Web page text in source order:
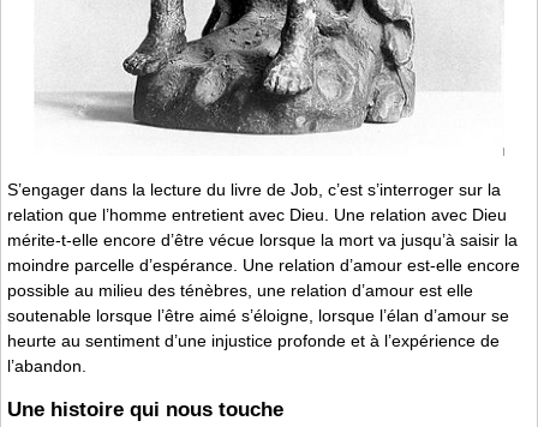
S’engager dans la lecture du livre de Job, c’est s’interroger sur la
relation que l’homme entretient avec Dieu. Une relation avec Dieu
mérite-t-elle encore d’être vécue lorsque la mort va jusqu’à saisir la
moindre parcelle d’espérance. Une relation d’amour est-elle encore
possible au milieu des ténèbres, une relation d’amour est elle
soutenable lorsque l’être aimé s’éloigne, lorsque l’élan d’amour se
heurte au sentiment d’une injustice profonde et à l’expérience de
l’abandon.
Une histoire qui nous touche